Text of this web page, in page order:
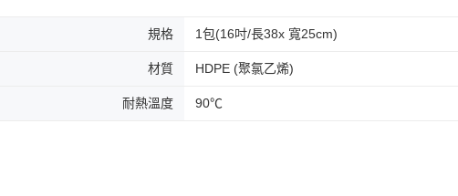
規格 1包(16吋/長38x 寬25cm)
材質 HDPE (聚氯乙烯)
耐熱溫度 90℃